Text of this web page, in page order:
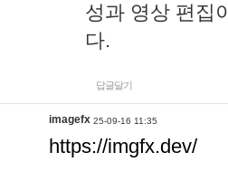
성과 영상 편집
다.
답글달기
imagefx 25-09-16 11:35
https://imgfx.dev/